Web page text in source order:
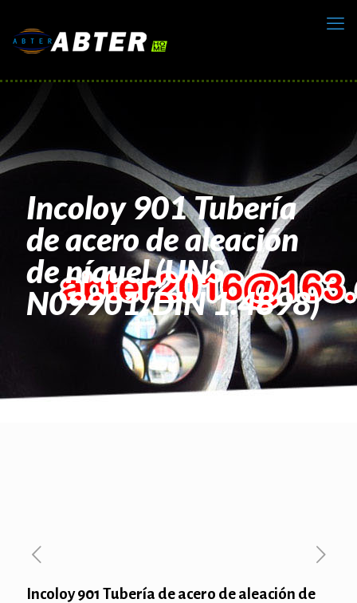
Incoloy 901 Tubería
de acero de aleación
de níquel (UNS
N09901/DIN 1.4898)
Incoloy 901 Tubería de acero de aleación de